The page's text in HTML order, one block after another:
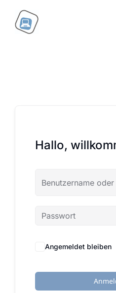
Inhalt
springen
Hallo,
Angemeldet bleiben